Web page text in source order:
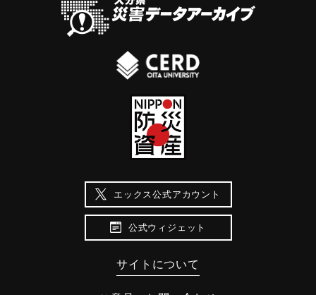
エックス公式アカウント
公式ウィジェット
サイトについて